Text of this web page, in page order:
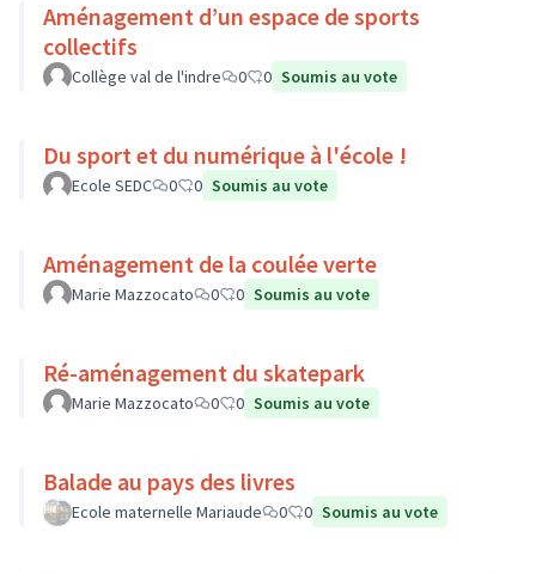
Aménagement d’un espace de sports
collectifs
Collège val de l'indre 0 0 Soumis au vote
Du sport et du numérique à l'école !
Ecole SEDC 0 0 Soumis au vote
Aménagement de la coulée verte
Marie Mazzocato 0 0 Soumis au vote
Ré-aménagement du skatepark
Marie Mazzocato 0 0 Soumis au vote
Balade au pays des livres
Ecole maternelle Mariaude 0 0 Soumis au vote